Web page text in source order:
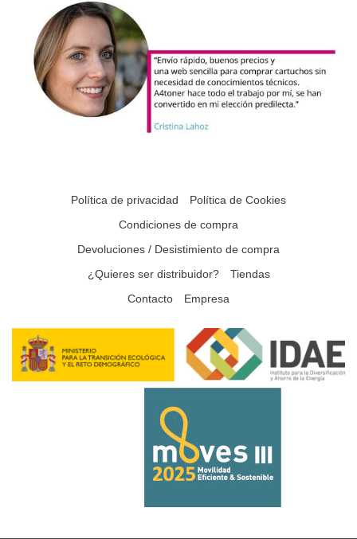
Política de privacidad
Política de Cookies
Condiciones de compra
Devoluciones / Desistimiento de compra
¿Quieres ser distribuidor?
Tiendas
Contacto
Empresa